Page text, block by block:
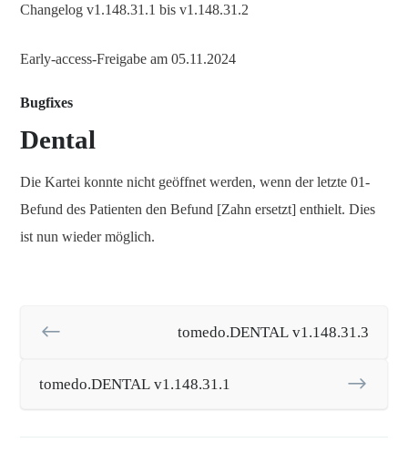
Changelog v1.148.31.1 bis v1.148.31.2
Early-access-Freigabe am 05.11.2024
Bugfixes
Dental
Die Kartei konnte nicht geöffnet werden, wenn der letzte 01-
Befund des Patienten den Befund [Zahn ersetzt] enthielt. Dies
ist nun wieder möglich.
tomedo.DENTAL v1.148.31.3
tomedo.DENTAL v1.148.31.1